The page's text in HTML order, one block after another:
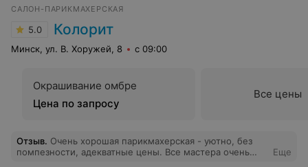
САЛОН-ПАРИКМАХЕРСКАЯ
5.0 Колорит
Минск, ул. В. Хоружей, 8 с 09:00
Окрашивание омбре
Цена по запросу
Все цены
Отзыв. Очень хорошая парикмахерская - уютно, без
помпезности, адекватные цены. Все мастера очень
Еще